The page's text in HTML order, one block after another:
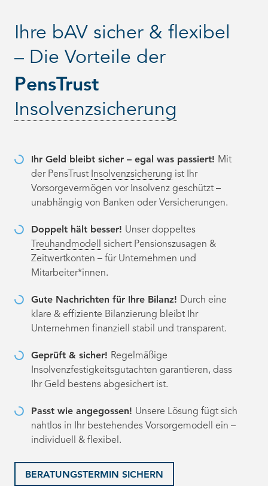
Ihre bAV sicher & flexibel
– Die Vorteile der
PensTrust
Insolvenzsicherung
Ihr Geld bleibt sicher – egal was passiert! Mit
der PensTrust Insolvenzsicherung ist Ihr
Vorsorgevermögen vor Insolvenz geschützt –
unabhängig von Banken oder Versicherungen.
Doppelt hält besser! Unser doppeltes
Treuhandmodell
sichert Pensionszusagen &
Zeitwertkonten – für Unternehmen und
Mitarbeiter*innen.
Gute Nachrichten für Ihre Bilanz! Durch eine
klare & effiziente Bilanzierung bleibt Ihr
Unternehmen finanziell stabil und transparent.
Geprüft & sicher! Regelmäßige
Insolvenzfestigkeitsgutachten garantieren, dass
Ihr Geld bestens abgesichert ist.
Passt wie angegossen! Unsere Lösung fügt sich
nahtlos in Ihr bestehendes Vorsorgemodell ein –
individuell & flexibel.
BERATUNGSTERMIN SICHERN